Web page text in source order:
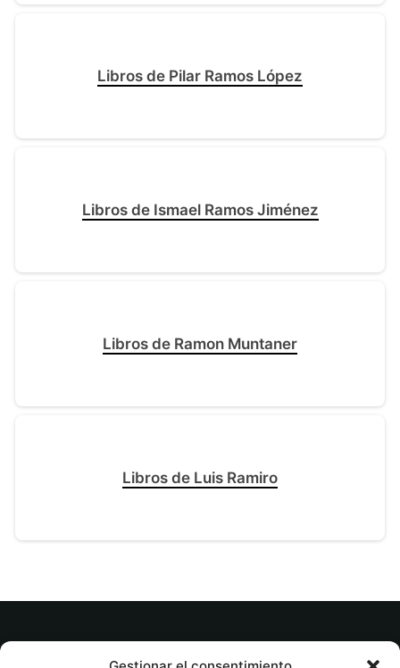
Libros de Pilar Ramos López
Libros de Ismael Ramos Jiménez
Libros de Ramon Muntaner
Libros de Luis Ramiro
© tuslibrosvip.com · Todos los derechos